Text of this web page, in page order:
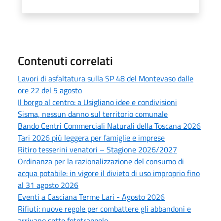
Contenuti correlati
Lavori di asfaltatura sulla SP 48 del Montevaso dalle
ore 22 del 5 agosto
Il borgo al centro: a Usigliano idee e condivisioni
Sisma, nessun danno sul territorio comunale
Bando Centri Commerciali Naturali della Toscana 2026
Tari 2026 più leggera per famiglie e imprese
Ritiro tesserini venatori – Stagione 2026/2027
Ordinanza per la razionalizzazione del consumo di
acqua potabile: in vigore il divieto di uso improprio fino
al 31 agosto 2026
Eventi a Casciana Terme Lari - Agosto 2026
Rifiuti: nuove regole per combattere gli abbandoni e